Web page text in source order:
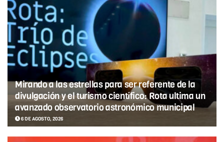
Mirando a las estrellas para ser referente de la
divulgación y el turismo científico: Rota ultima un
avanzado observatorio astronómico municipal
6 DE AGOSTO, 2026